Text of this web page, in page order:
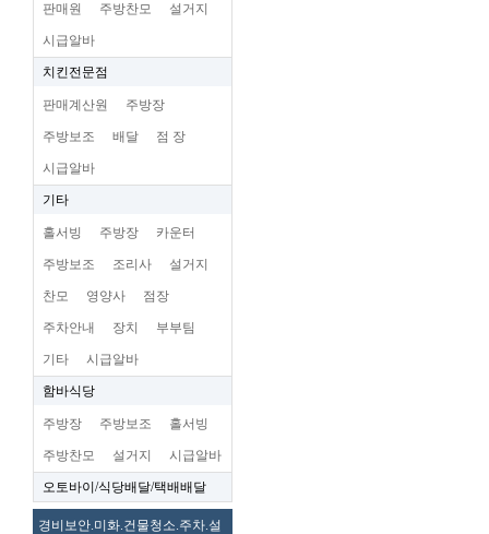
판매원 주방찬모 설거지
시급알바
치킨전문점
판매계산원 주방장
주방보조 배달 점 장
시급알바
기타
홀서빙 주방장 카운터
주방보조 조리사 설거지
찬모 영양사 점장
주차안내 장치 부부팀
기타 시급알바
함바식당
주방장 주방보조 홀서빙
주방찬모 설거지 시급알바
오토바이/식당배달/택배배달
경비보안.미화.건물청소.주차.설